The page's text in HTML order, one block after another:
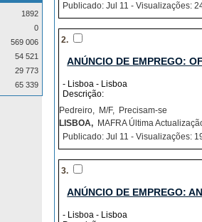
1892
0
569 006
54 521
29 773
65 339
Publicado: Jul 11 - Visualizações:
2.
ANÚNCIO DE EMPREGO:
- Lisboa - Lisboa
Descrição:
Pedreiro, M/F, Precisam-se
LISBOA, MAFRA Última
Publicado: Jul 11 - Visualizações:
3.
ANÚNCIO DE EMPREGO:
- Lisboa - Lisboa